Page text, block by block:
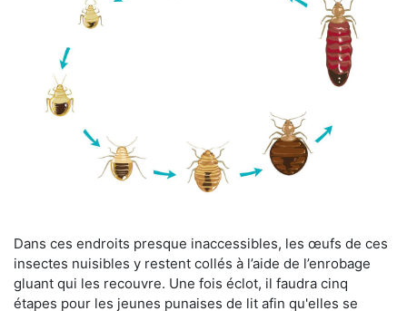
Dans ces endroits presque inaccessibles, les œufs de ces
insectes nuisibles y restent collés à l’aide de l’enrobage
gluant qui les recouvre. Une fois éclot, il faudra cinq
étapes pour les jeunes punaises de lit afin qu'elles se